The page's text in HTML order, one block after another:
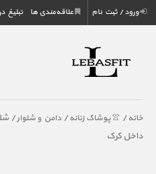
ورود / ثبت نام علاقه‌مندی ها تبلیغ
خانه / 👚 پوشاک زنانه /دامن و شلوار/
داخل کرک